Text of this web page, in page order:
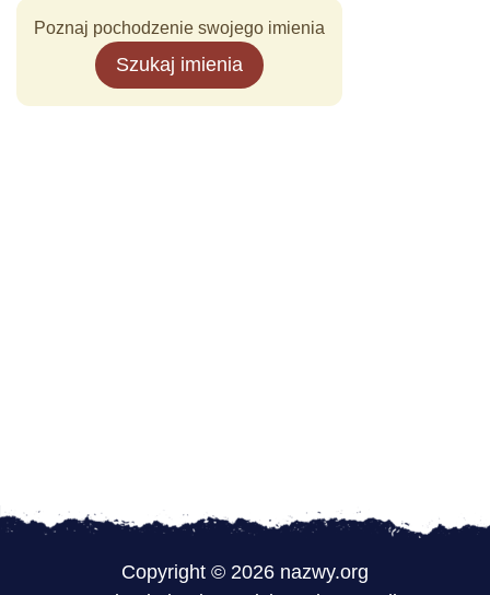
Poznaj pochodzenie swojego imienia
Szukaj imienia
Copyright © 2026 nazwy.org